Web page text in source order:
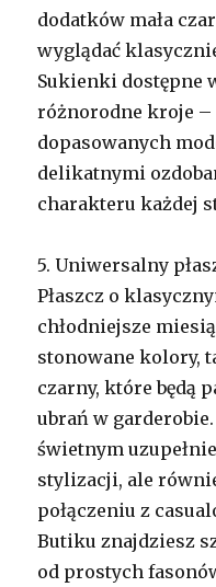
dodatków mała
wyglądać
Sukienki dostępne
różnorodne kroje –
dopasowanych
delikatnymi
charakteru każdej
5. Uniwersalny
Płaszcz o
chłodniejsze
stonowane kolory,
czarny, które będą
ubrań w garderobie.
świetnym
stylizacji, ale
połączeniu z
Butiku znajdziesz
od prostych